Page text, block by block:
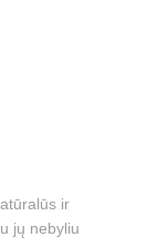
ir
jų nebyliu